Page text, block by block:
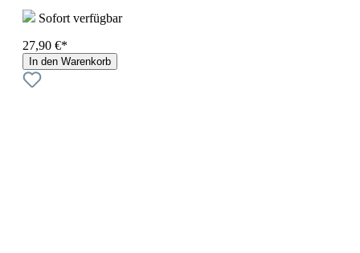
Sofort verfügbar
27,90 €*
In den Warenkorb